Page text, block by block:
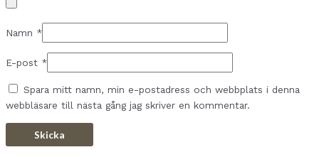
Namn *
E-post *
Spara mitt namn, min e-postadress och webbplats i denna
webbläsare till nästa gång jag skriver en kommentar.